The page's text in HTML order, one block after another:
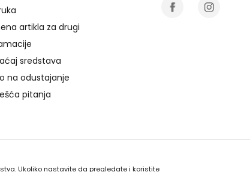
artikla za drugi
sredstava
na odustajanje
pitanja
Ukoliko nastavite da pregledate i koristite